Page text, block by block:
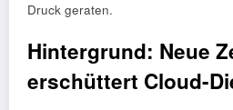
Druck geraten.
Hintergrund: Neue
erschüttert Cloud-